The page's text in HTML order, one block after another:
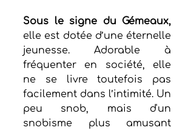
elle est dotée d’une éternelle
jeunesse. Adorable à
fréquenter en société, elle
ne se livre toutefois pas
facilement dans l’intimité. Un
peu snob, mais d'un
snobisme plus amusant